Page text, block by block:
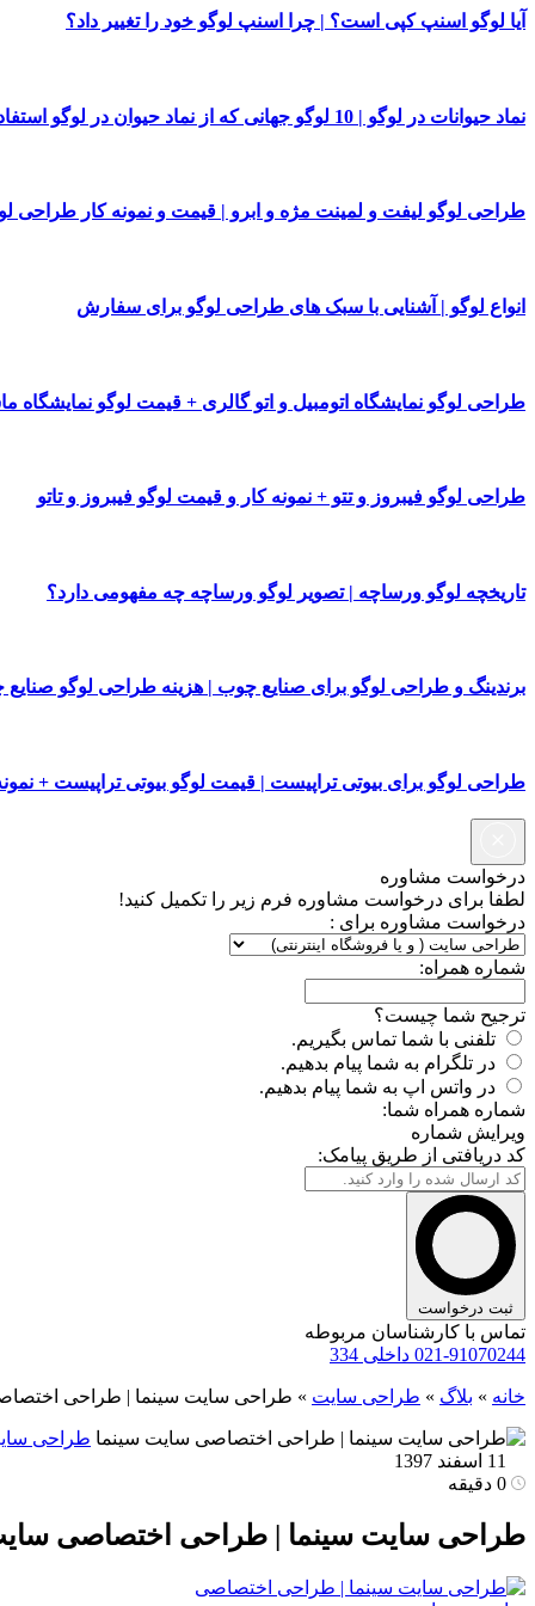
آیا لوگو اسنپ کپی است؟ | چرا اسنپ لوگو خود را تغییر داد؟
نماد حیوانات در لوگو | 10 لوگو جهانی که از نماد حیوان در لوگو استفاده کرده اند
طراحی لوگو لیفت و لمینت مژه و ابرو | قیمت و نمونه کار طراحی
انواع لوگو | آشنایی با سبک های طراحی لوگو برای سفارش
طراحی لوگو نمایشگاه اتومبیل و اتو گالری + قیمت لوگو نمایشگاه
طراحی لوگو فیبروز و تتو + نمونه کار و قیمت لوگو فیبروز و تاتو
تاریخچه لوگو ورساچه | تصویر لوگو ورساچه چه مفهومی دارد؟
برندینگ و طراحی لوگو برای صنایع چوب | هزینه طراحی لوگو
طراحی لوگو برای بیوتی تراپیست | قیمت لوگو بیوتی تراپیست +
درخواست مشاوره
لطفا برای درخواست مشاوره فرم زیر را تکمیل کنید!
درخواست مشاوره برای :
شماره همراه:
ترجیح شما چیست؟
تلفنی با شما تماس بگیریم.
در تلگرام به شما پیام بدهیم.
در واتس اپ به شما پیام بدهیم.
شماره همراه شما:
ویرایش شماره
کد دریافتی از طریق پیامک:
ثبت درخواست
تماس با کارشناسان مربوطه
021-91070244 داخلی 334
خانه » بلاگ » طراحی سایت » طراحی سایت سینما | طراحی
طراحی
11 اسفند 1397
طراحی سایت سینما | طراحی اختصاصی